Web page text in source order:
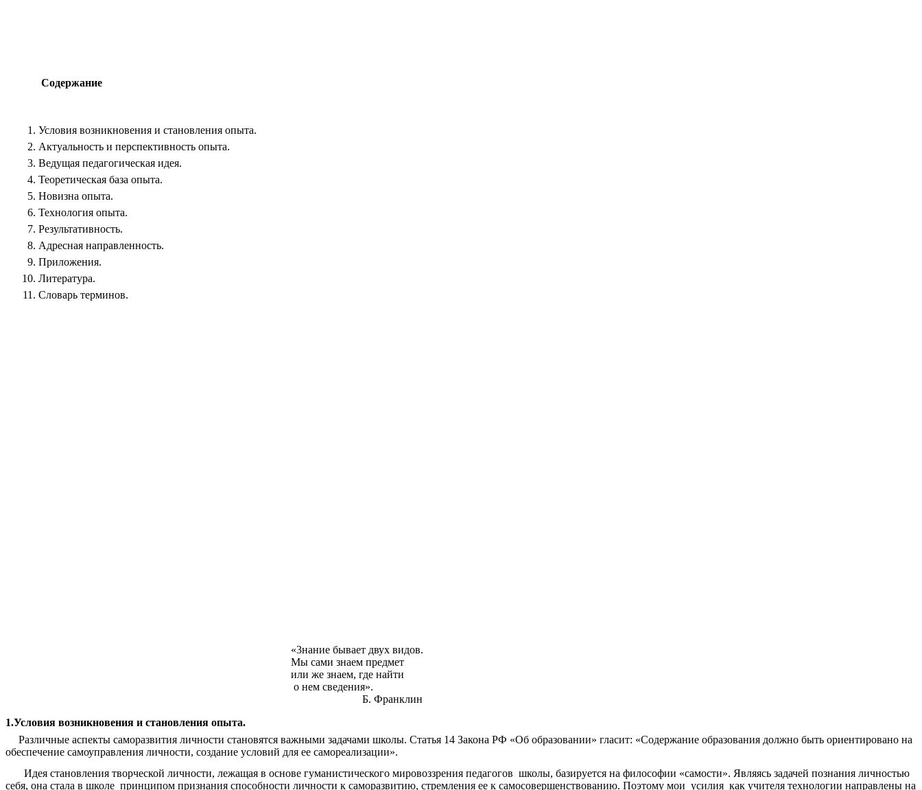
Содержание
Условия возникновения и становления опыта.
Актуальность и перспективность опыта.
Ведущая педагогическая идея.
Теоретическая база опыта.
Новизна опыта.
Технология опыта.
Результативность.
Адресная направленность.
Приложения.
Литература.
Словарь терминов.
«3нание бывает двух видов.
Мы сами знаем предмет
или же знаем, где найти
о нем сведения».
Б. Франклин
1.Условия возникновения и становления опыта.
Различные аспекты саморазвития личности становятся важными задачами школы. Статья 14 Закона РФ «Об образовании» гласит: «Содержание образования должно быть ориентировано на
обеспечение самоуправления личности, создание условий для ее самореализации».
Идея становления творческой личности, лежащая в основе гуманистического мировоззрения педагогов школы, базируется на философии «самости». Являясь задачей познания личностью
себя, она стала в школе принципом признания способности личности к саморазвитию, стремления ее к самосовершенствованию. Поэтому мои усилия как учителя технологии направлены на